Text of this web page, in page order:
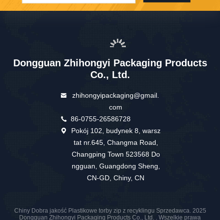
Dongguan Zhihongyi Packaging Products
Co., Ltd.
zhihongyipackaging@gmail.
com
86-0755-26586728
Pokój 102, budynek 8, warsz
tat nr.645, Changma Road,
Changping Town 523568 Do
ngguan, Guangdong Sheng,
CN-GD, Chiny, CN
Chiny Dobra jakość Plastikowe torby zip z recyklingu Sprzedawca. 2025
Dongguan Zhihongyi Packaging Products Co., Ltd. . Wszelkie prawa